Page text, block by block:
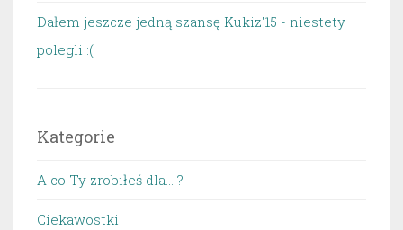
Dałem jeszcze jedną szansę Kukiz'15 - niestety
polegli :(
Kategorie
A co Ty zrobiłeś dla… ?
Ciekawostki